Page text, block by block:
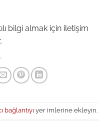
bilgi almak için iletişim
bağlantıyı yer imlerine ekleyin.